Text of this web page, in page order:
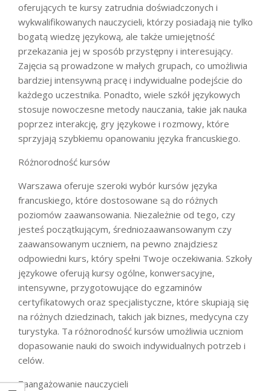
oferujących te kursy zatrudnia doświadczonych i
wykwalifikowanych nauczycieli, którzy posiadają nie tylko
bogatą wiedzę językową, ale także umiejętność
przekazania jej w sposób przystępny i interesujący.
Zajęcia są prowadzone w małych grupach, co umożliwia
bardziej intensywną pracę i indywidualne podejście do
każdego uczestnika. Ponadto, wiele szkół językowych
stosuje nowoczesne metody nauczania, takie jak nauka
poprzez interakcję, gry językowe i rozmowy, które
sprzyjają szybkiemu opanowaniu języka francuskiego.
Różnorodność kursów
Warszawa oferuje szeroki wybór kursów języka
francuskiego, które dostosowane są do różnych
poziomów zaawansowania. Niezależnie od tego, czy
jesteś początkującym, średniozaawansowanym czy
zaawansowanym uczniem, na pewno znajdziesz
odpowiedni kurs, który spełni Twoje oczekiwania. Szkoły
językowe oferują kursy ogólne, konwersacyjne,
intensywne, przygotowujące do egzaminów
certyfikatowych oraz specjalistyczne, które skupiają się
na różnych dziedzinach, takich jak biznes, medycyna czy
turystyka. Ta różnorodność kursów umożliwia uczniom
dopasowanie nauki do swoich indywidualnych potrzeb i
celów.
Zaangażowanie nauczycieli